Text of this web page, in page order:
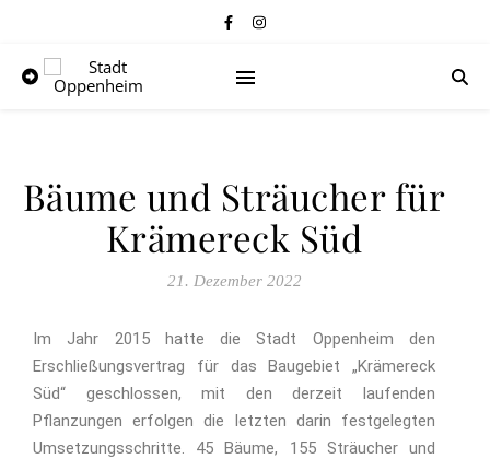
Bäume und Sträucher für
Krämereck Süd
21. Dezember 2022
Im Jahr 2015 hatte die Stadt Oppenheim den
Erschließungsvertrag für das Baugebiet „Krämereck
Süd“ geschlossen, mit den derzeit laufenden
Pflanzungen erfolgen die letzten darin festgelegten
Umsetzungsschritte. 45 Bäume, 155 Sträucher und